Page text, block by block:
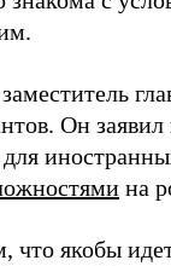
Он заявил
на
что якобы